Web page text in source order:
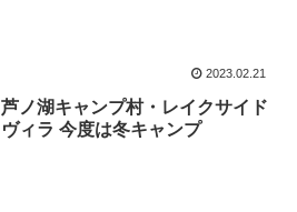
2023.02.21
芦ノ湖キャンプ村・レイクサイド
ヴィラ 今度は冬キャンプ